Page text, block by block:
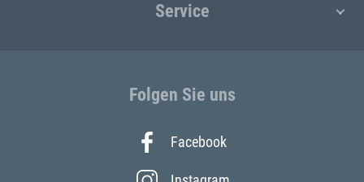
Service
Folgen Sie uns
Facebook